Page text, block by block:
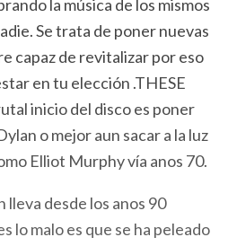
la música de los mismos
Se trata de poner nuevas
capaz de revitalizar por eso
en tu elección .THESE
inicio del disco es poner
o mejor aun sacar a la luz
Elliot Murphy vía anos 70.
desde los anos 90
lo malo es que se ha peleado